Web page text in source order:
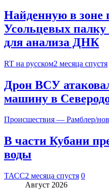
Найденную в зоне
Усольцевых палку
для анализа ДНК
RT на русском2 месяца спустя
Дрон ВСУ
машину в
Происшествия — Рамблер/
В части Кубани
воды
ТАСС2 месяца спустя 0
Август 2026